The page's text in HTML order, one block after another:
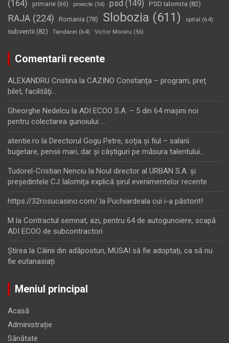
(164)
primarie (66) proiecte (54) psd (149) PSD Ialomita (82)
RAJA (224) Romania (78) Slobozia (611) spital (64)
subventii (82) Tandarei (64) Victor Moraru (56)
Comentarii recente
ALEXANDRU Cristina la CAZINO Constanţa – program, preţ
bilet, facilităţi…
Gheorghe Nedelcu la ADI ECOO S.A. – 5 din 64 maşini noi
pentru colectarea gunoiului …
atentie.ro la Directorul Gogu Petre, soţia şi fiul – salarii
bugetare, pensii mari, dar şi câştiguri pe măsura talentului…
Tudorel-Cristian Nenciu la Noul director al URBAN S.A. şi
preşedintele CJ Ialomiţa explică şirul evenimentelor recente
https://32rosucasino.com/ la Puchiardeala cui i-a păstorit!
M la Contractul semnat, azi, pentru 64 de autogunoiere, scapă
ADI ECOO de subcontractori
Ştirea la Câinii din adăposturi, MUSAI să fie adoptați, ca să nu
fie eutanasiați
Meniul principal
Acasă
Administrație
Sănătate